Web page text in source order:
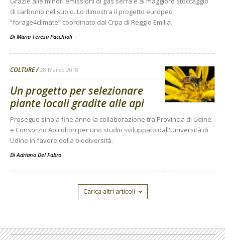
di carbonio nel suolo. Lo dimostra il progetto europeo
“forage4climate” coordinato dal Crpa di Reggio Emilia.
Di Maria Teresa Pacchioli -
COLTURE 28 Marzo 2018
Un progetto per selezionare
piante locali gradite alle api
Prosegue sino a fine anno la collaborazione tra Provincia di Udine
e Consorzio Apicoltori per uno studio sviluppato dall'Università di
Udine in favore della biodiversità.
DiAdriano Del Fabro
Carica altri articoli